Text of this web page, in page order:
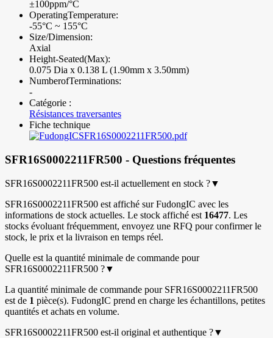
±100ppm/°C
OperatingTemperature:
-55°C ~ 155°C
Size/Dimension:
Axial
Height-Seated(Max):
0.075 Dia x 0.138 L (1.90mm x 3.50mm)
NumberofTerminations:
-
Catégorie :
Résistances traversantes
Fiche technique
SFR16S0002211FR500.pdf
SFR16S0002211FR500 - Questions fréquentes
SFR16S0002211FR500 est-il actuellement en stock ?▼
SFR16S0002211FR500 est affiché sur FudongIC avec les
informations de stock actuelles. Le stock affiché est 16477. Les
stocks évoluant fréquemment, envoyez une RFQ pour confirmer le
stock, le prix et la livraison en temps réel.
Quelle est la quantité minimale de commande pour
SFR16S0002211FR500 ?▼
La quantité minimale de commande pour SFR16S0002211FR500
est de 1 pièce(s). FudongIC prend en charge les échantillons, petites
quantités et achats en volume.
SFR16S0002211FR500 est-il original et authentique ?▼